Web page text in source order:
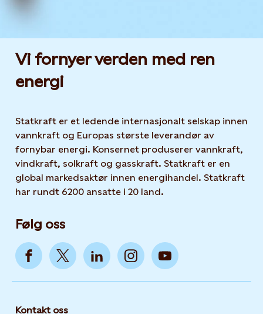
Vi fornyer verden med ren
energi
Statkraft er et ledende internasjonalt selskap innen
vannkraft og Europas største leverandør av
fornybar energi. Konsernet produserer vannkraft,
vindkraft, solkraft og gasskraft. Statkraft er en
global markedsaktør innen energihandel. Statkraft
har rundt 6200 ansatte i 20 land.
Følg oss
Kontakt oss